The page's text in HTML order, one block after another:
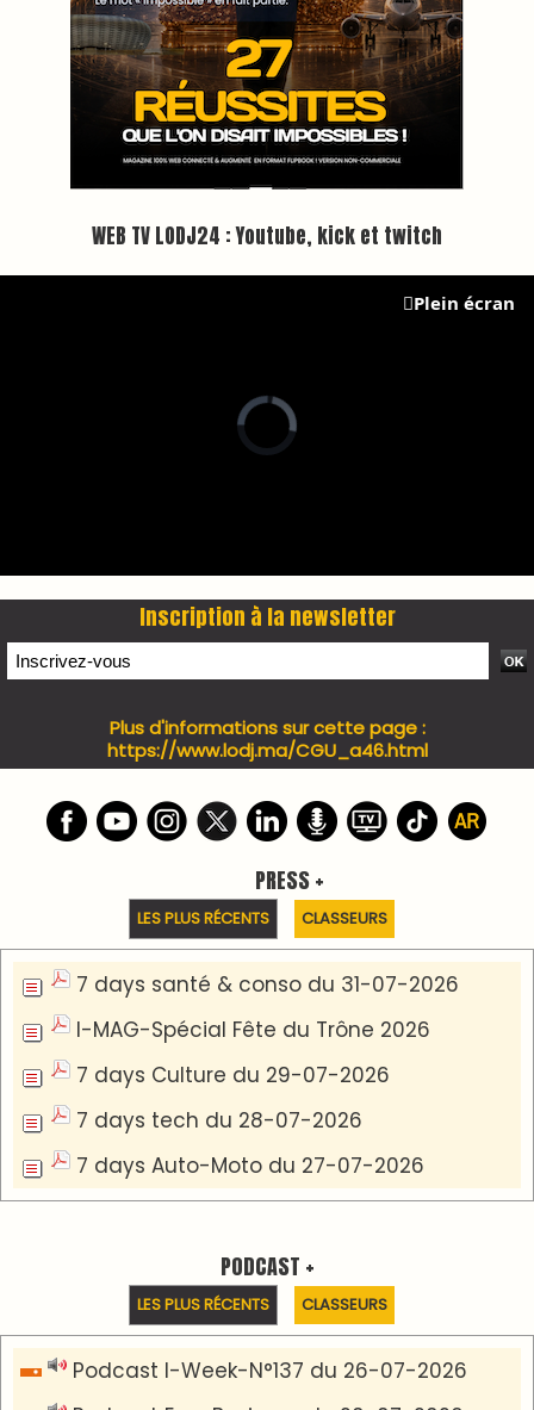
Inscription à la newsletter
Plus d'informations sur cette page :
7 days santé & conso du 31-07-2026
7 days Auto-Moto du 27-07-2026
PODCAST +
LES PLUS RÉCENTS CLASSEURS
Podcast I-Week-N°137 du 26-07-2026
Podcast Eco-Business du 20-07-2026
Podcast IA-MAG-07 du 22-07-2026
Podcast I-Week N°136-19-07-2026
Podcast I-débats N31 du 18-07-2026
Communiqué de presse
Marrakech : le Musée Yves Saint Laurent fait du
mois d'août un rendez-vous incontournable